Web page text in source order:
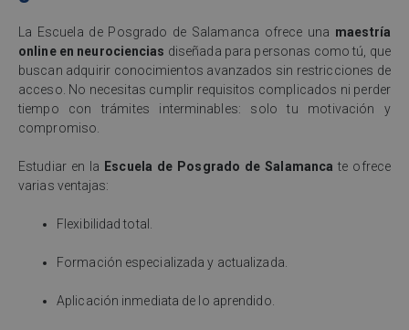
La Escuela de Posgrado de Salamanca ofrece una maestría
online en neurociencias diseñada para personas como tú, que
buscan adquirir conocimientos avanzados sin restricciones de
acceso. No necesitas cumplir requisitos complicados ni perder
tiempo con trámites interminables: solo tu motivación y
compromiso.
Estudiar en la Escuela de Posgrado de Salamanca te ofrece
varias ventajas:
Flexibilidad total.
Formación especializada y actualizada.
Aplicación inmediata de lo aprendido.